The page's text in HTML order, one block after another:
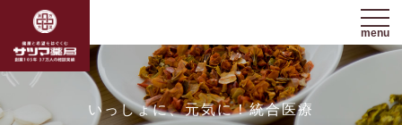
menu
いっしょに、元気に！統合医療